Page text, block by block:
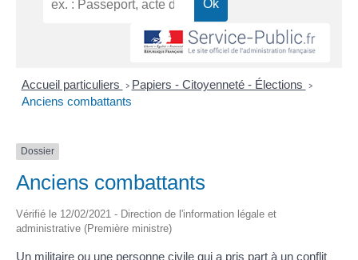
Accueil particuliers > Papiers - Citoyenneté - Élections >
Anciens combattants
Dossier
Anciens combattants
Vérifié le 12/02/2021 - Direction de l'information légale et
administrative (Première ministre)
Un militaire ou une personne civile qui a pris part à un conflit